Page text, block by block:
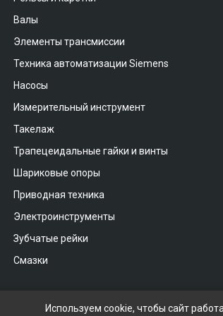
Валы
Элементы трансмиссии
Техника автоматизации Siemens
Насосы
Измерительный инструмент
Такелаж
Трапецеидальные гайки и винты
Шариковые опоры
Приводная техника
Электроинструменты
Зубчатые рейки
Смазки
Используем cookie, чтобы сайт